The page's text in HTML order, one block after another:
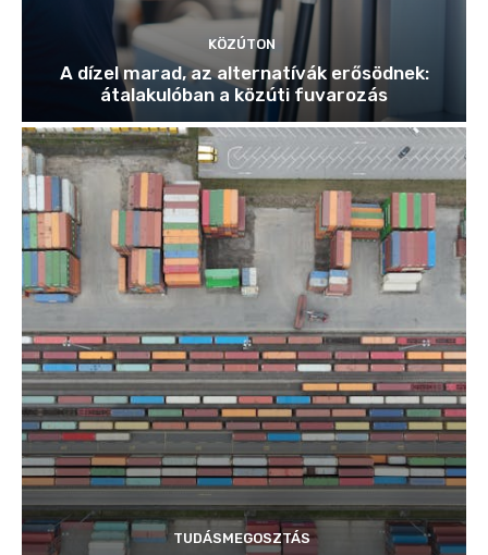
KÖZÚTON
A dízel marad, az alternatívák erősödnek:
átalakulóban a közúti fuvarozás
TUDÁSMEGOSZTÁS